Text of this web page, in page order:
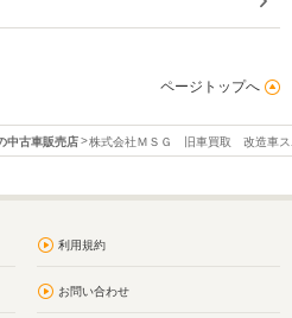
ページトップへ
中古車販売店 株式会社ＭＳＧ 旧車買取 改造車ス
利用規約
お問い合わせ